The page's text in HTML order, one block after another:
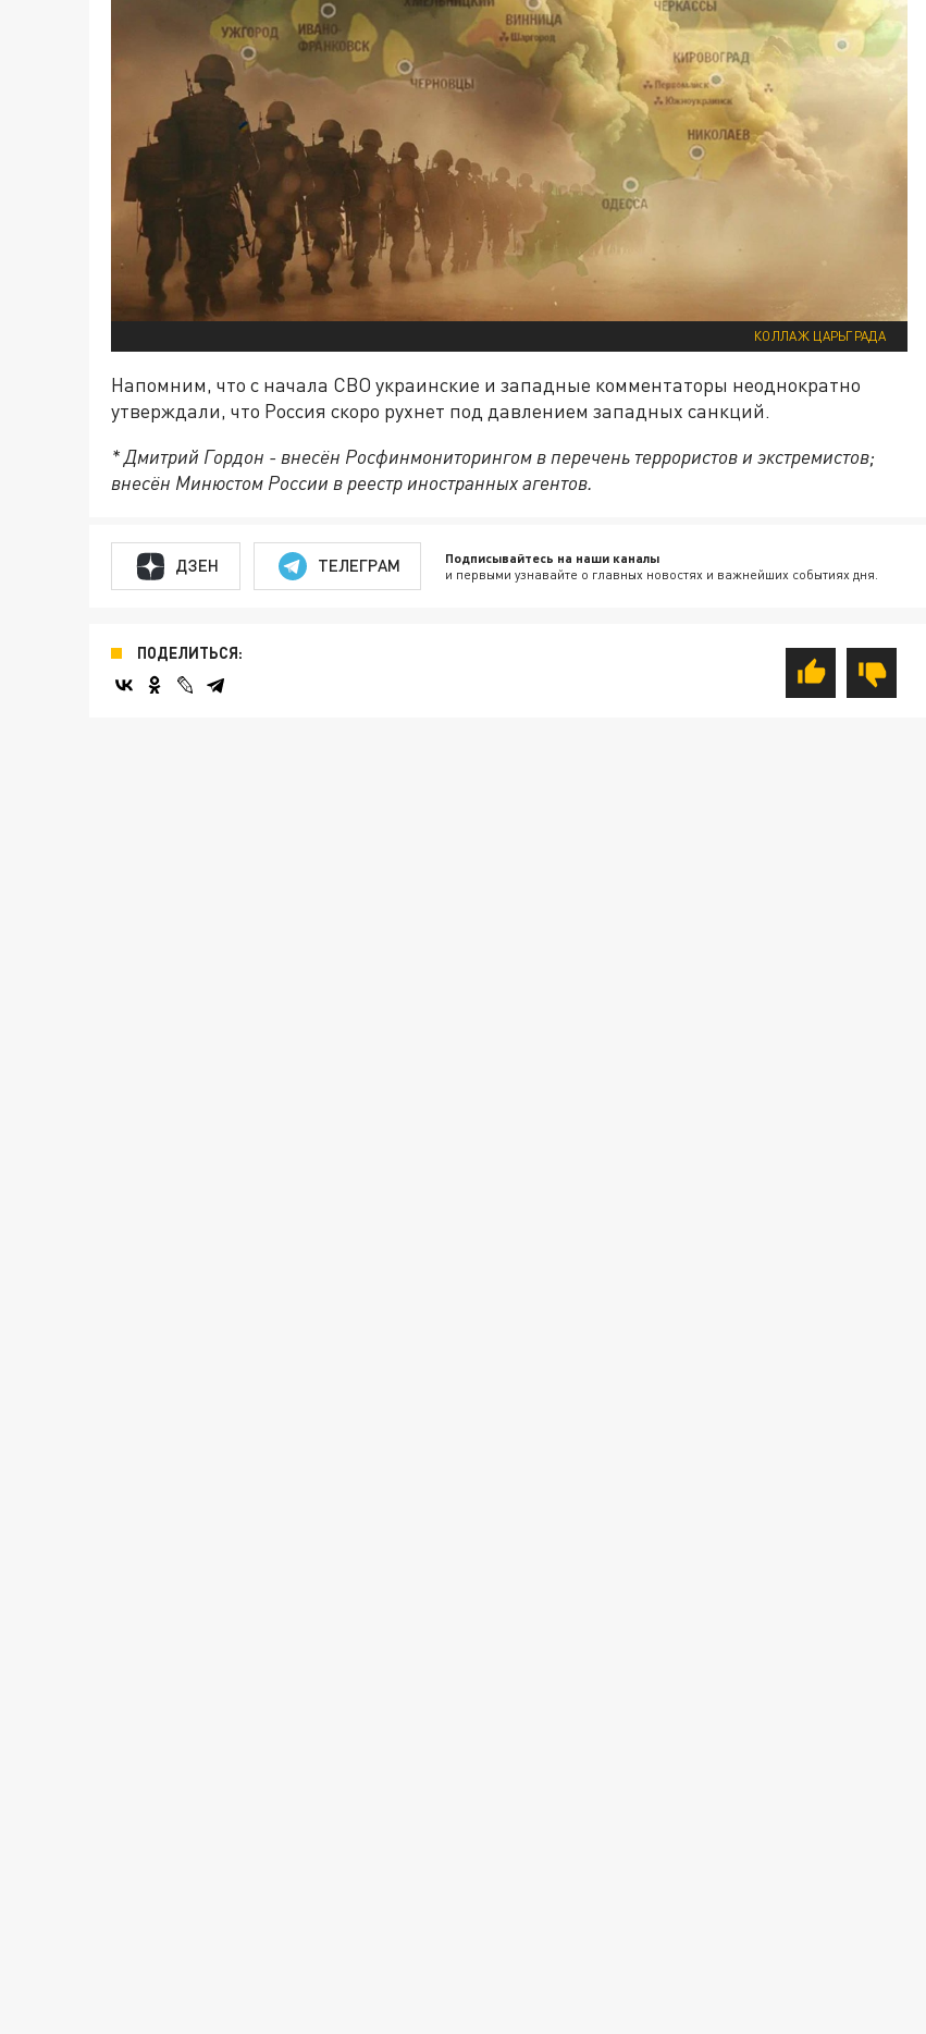
КОЛЛАЖ ЦАРЬГРАДА
Напомним, что с начала СВО украинские и западные комментаторы неоднократно
утверждали, что Россия скоро рухнет под давлением западных санкций.
* Дмитрий Гордон - внесён Росфинмониторингом в перечень террористов и экстремистов;
внесён Минюстом России в реестр иностранных агентов.
ДЗЕН ТЕЛЕГРАМ Подписывайтесь на наши каналы
и первыми узнавайте о главных новостях и важнейших событиях дня.
ПОДЕЛИТЬСЯ: